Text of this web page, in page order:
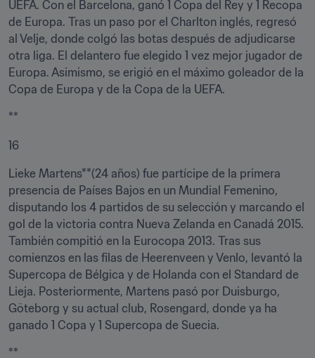
UEFA. Con el Barcelona, ganó 1 Copa del Rey y 1 Recopa
de Europa. Tras un paso por el Charlton inglés, regresó
al Velje, donde colgó las botas después de adjudicarse
otra liga. El delantero fue elegido 1 vez mejor jugador de
Europa. Asimismo, se erigió en el máximo goleador de la
Copa de Europa y de la Copa de la UEFA.
**
16
Lieke Martens**(24 años) fue partícipe de la primera
presencia de Países Bajos en un Mundial Femenino,
disputando los 4 partidos de su selección y marcando el
gol de la victoria contra Nueva Zelanda en Canadá 2015.
También compitió en la Eurocopa 2013. Tras sus
comienzos en las filas de Heerenveen y Venlo, levantó la
Supercopa de Bélgica y de Holanda con el Standard de
Lieja. Posteriormente, Martens pasó por Duisburgo,
Göteborg y su actual club, Rosengard, donde ya ha
ganado 1 Copa y 1 Supercopa de Suecia.
**